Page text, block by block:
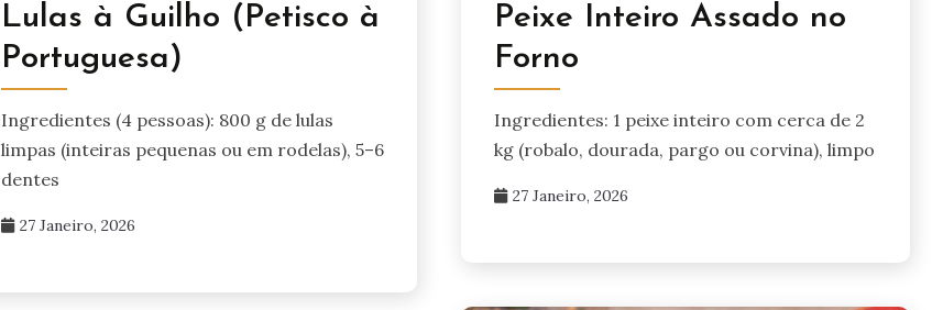
Lulas à Guilho (Petisco à
Portuguesa)
Ingredientes (4 pessoas): 800 g de lulas
limpas (inteiras pequenas ou em rodelas), 5–6
dentes
27 Janeiro, 2026
Peixe Inteiro Assado no
Forno
Ingredientes: 1 peixe inteiro com cerca de 2
kg (robalo, dourada, pargo ou corvina), limpo
27 Janeiro, 2026